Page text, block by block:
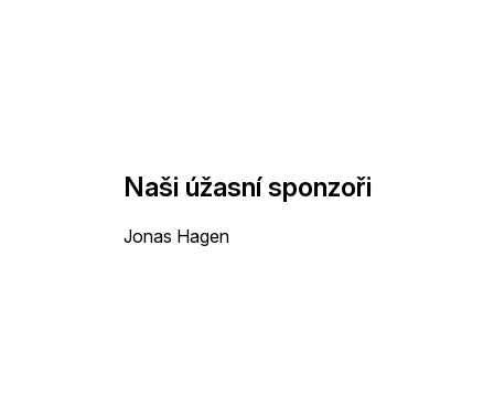
Naši úžasní sponzoři
Jonas Hagen